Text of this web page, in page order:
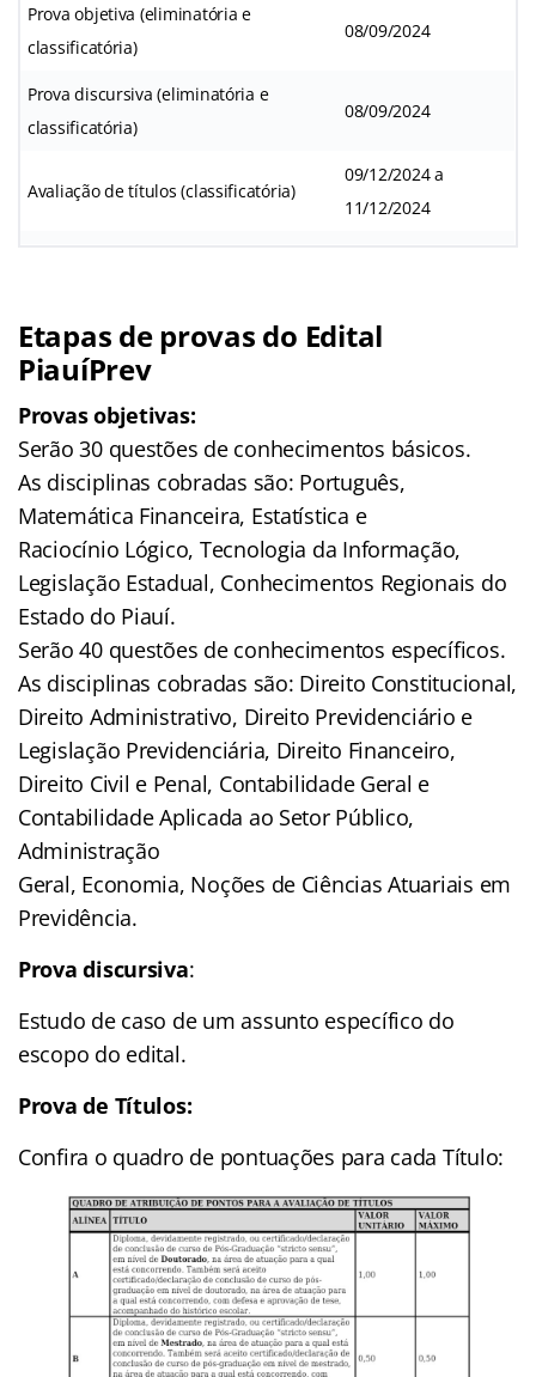
Prova objetiva (eliminatória e
classificatória)
08/09/2024
Prova discursiva (eliminatória e
classificatória)
08/09/2024
Avaliação de títulos (classificatória)
09/12/2024 a
11/12/2024
Etapas de provas do Edital
PiauíPrev
Provas objetivas:
Serão 30 questões de conhecimentos básicos.
As disciplinas cobradas são: Português,
Matemática Financeira, Estatística e
Raciocínio Lógico, Tecnologia da Informação,
Legislação Estadual, Conhecimentos Regionais do
Estado do Piauí.
Serão 40 questões de conhecimentos específicos.
As disciplinas cobradas são: Direito Constitucional,
Direito Administrativo, Direito Previdenciário e
Legislação Previdenciária, Direito Financeiro,
Direito Civil e Penal, Contabilidade Geral e
Contabilidade Aplicada ao Setor Público,
Administração
Geral, Economia, Noções de Ciências Atuariais em
Previdência.
Prova discursiva:
Estudo de caso de um assunto específico do
escopo do edital.
Prova de Títulos:
Confira o quadro de pontuações para cada Título: